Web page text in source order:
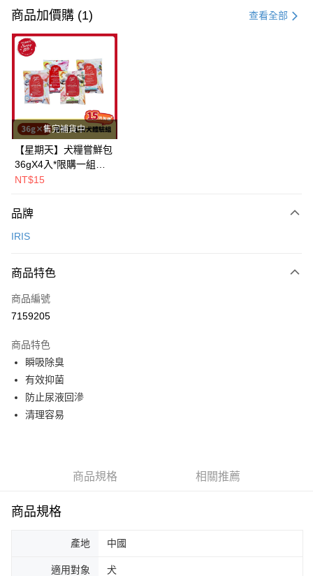
信用卡一次付款
LINE Pay
Apple Pay
街口支付
悠遊付
Google Pay
全盈+PAY
相關說明
AFTEE先享後付是「在收到商品之後才付款」的支付方式。 讓您購物簡單
１．簡單：不需註冊會員、不需綁卡、不需儲值。
２．便利：只要手機號碼，簡訊認證，即可結帳。
【「AFTEE先享後付」結帳流程】
結帳頁面，進行簡訊認證並確認金額後，即可完成結帳。
３．收到繳費通知簡訊後14天內，點擊此簡訊中的連結，可透過四大超商／
ATM／網路銀行／等多元方式進行付款，方視為交易完成。
※ 請注意：結帳手續完成當下不需立刻繳費，但若您需要取消訂單，請聯絡
購買商品的店家。未經商家同意取消之訂單仍視為有效，需透過AFTEE先享
後付繳納相關費用。
易，需依本服務之必要範圍內提供個人資料，並將交易相關給付款項請求債
權轉讓予恩沛科技股份有限公司。
https://aftee.tw/terms/#terms3
「AFTEE先享後付」，若未經同意申辦者引起之損失，本公司不負相關責
ATM付款
運送方式
一般宅配
每筆NT$100，滿NT$2,000(含以上)免運費
大型貨運
每筆NT$300
宅配-離島
每筆NT$180
商品加價購 (1) 查看全部
售完補貨中
【星期天】犬糧嘗鮮包
36gX4入*限購一組｜
鱈+鮭+牛+羊（效期
NT$15
品牌
IRIS
商品特色
商品編號
7159205
商品特色
瞬吸除臭
有效抑菌
防止尿液回滲
清理容易
商品規格 相關推薦
商品規格
產地 中國
適用對象 犬